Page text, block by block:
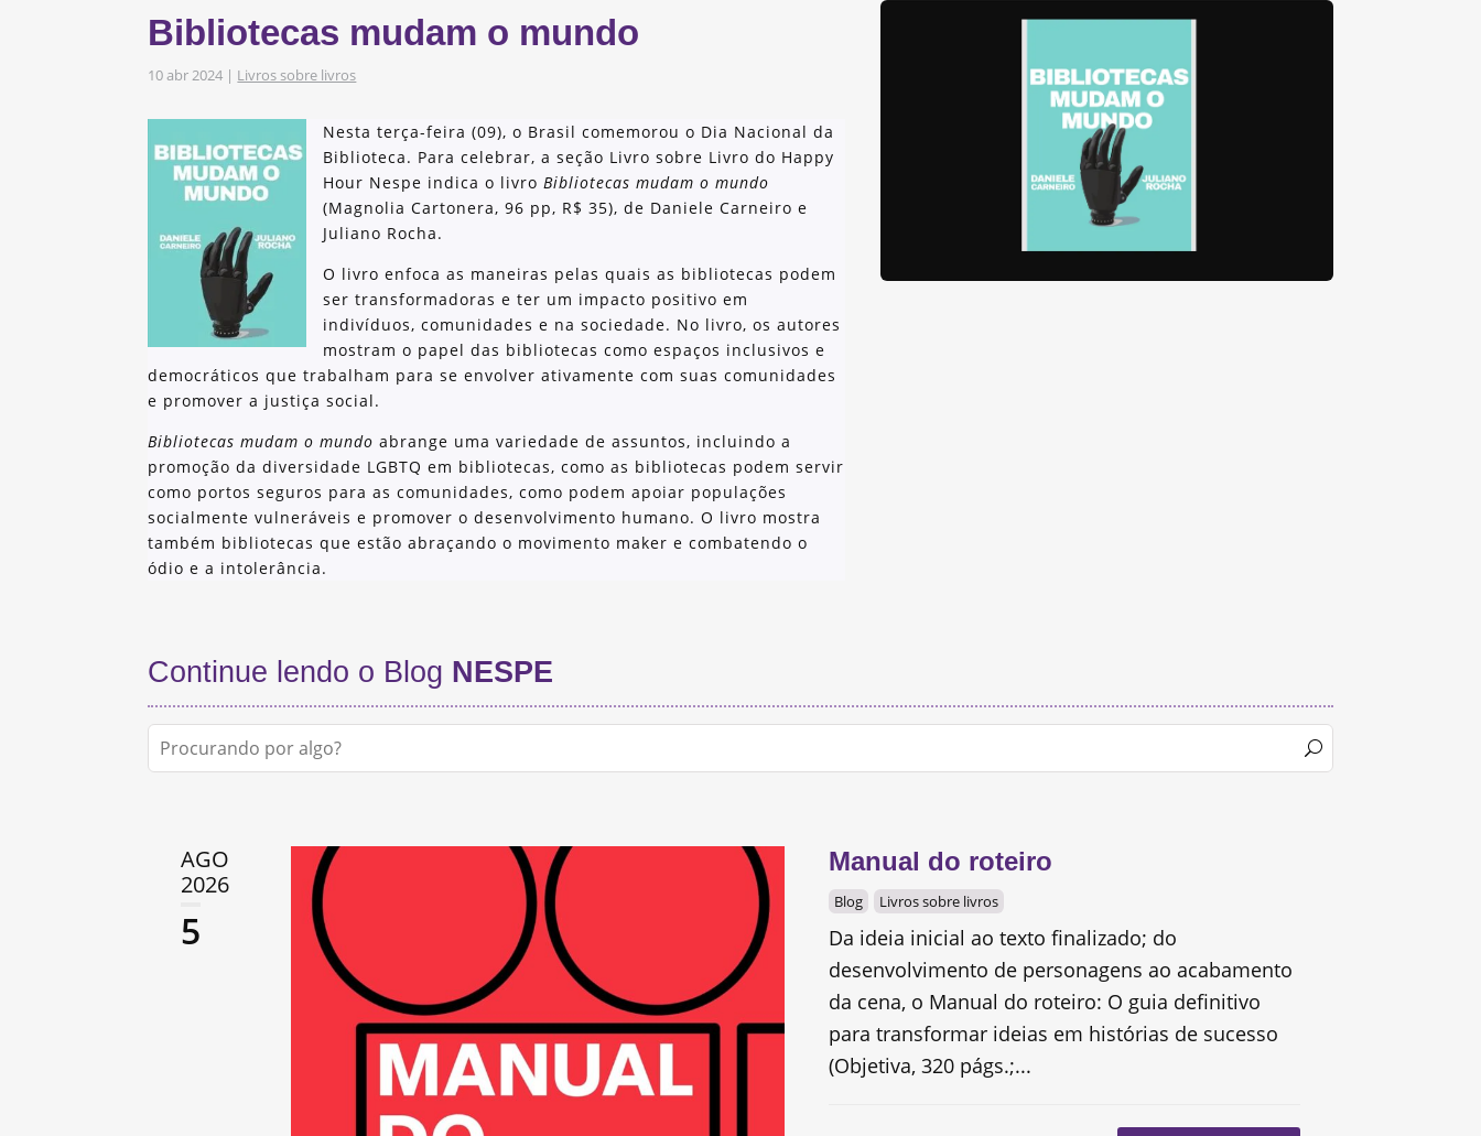
Bibliotecas mudam o mundo
10 abr 2024 | Livros sobre livros
Nesta terça-feira (09), o Brasil comemorou o Dia Nacional da
Biblioteca. Para celebrar, a seção Livro sobre Livro do Happy
Hour Nespe indica o livro Bibliotecas mudam o mundo
(Magnolia Cartonera, 96 pp, R$ 35), de Daniele Carneiro e
Juliano Rocha.
O livro enfoca as maneiras pelas quais as bibliotecas podem
ser transformadoras e ter um impacto positivo em
indivíduos, comunidades e na sociedade. No livro, os autores
mostram o papel das bibliotecas como espaços inclusivos e
democráticos que trabalham para se envolver ativamente com suas comunidades
e promover a justiça social.
Bibliotecas mudam o mundo abrange uma variedade de assuntos, incluindo a
promoção da diversidade LGBTQ em bibliotecas, como as bibliotecas podem servir
como portos seguros para as comunidades, como podem apoiar populações
socialmente vulneráveis e promover o desenvolvimento humano. O livro mostra
também bibliotecas que estão abraçando o movimento maker e combatendo o
ódio e a intolerância.
Continue lendo o Blog NESPE
AGO
2026
5
Manual do roteiro
Blog Livros sobre livros
Da ideia inicial ao texto finalizado; do
desenvolvimento de personagens ao acabamento
da cena, o Manual do roteiro: O guia definitivo
para transformar ideias em histórias de sucesso
(Objetiva, 320 págs.;...